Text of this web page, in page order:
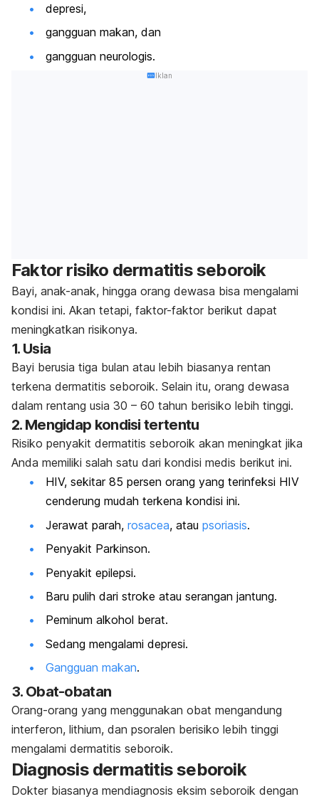
depresi,
gangguan makan, dan
gangguan neurologis.
Iklan
Faktor risiko dermatitis seboroik
Bayi, anak-anak, hingga orang dewasa bisa mengalami
kondisi ini. Akan tetapi, faktor-faktor berikut dapat
meningkatkan risikonya.
1. Usia
Bayi berusia tiga bulan atau lebih biasanya rentan
terkena dermatitis seboroik. Selain itu, orang dewasa
dalam rentang usia 30 – 60 tahun berisiko lebih tinggi.
2. Mengidap kondisi tertentu
Risiko penyakit dermatitis seboroik akan meningkat jika
Anda memiliki salah satu dari kondisi medis berikut ini.
HIV, sekitar 85 persen orang yang terinfeksi HIV
cenderung mudah terkena kondisi ini.
Jerawat parah, rosacea, atau psoriasis.
Penyakit Parkinson.
Penyakit epilepsi.
Baru pulih dari stroke atau serangan jantung.
Peminum alkohol berat.
Sedang mengalami depresi.
Gangguan makan.
3. Obat-obatan
Orang-orang yang menggunakan obat mengandung
interferon, lithium, dan psoralen berisiko lebih tinggi
mengalami dermatitis seboroik.
Diagnosis dermatitis seboroik
Dokter biasanya mendiagnosis eksim seboroik dengan